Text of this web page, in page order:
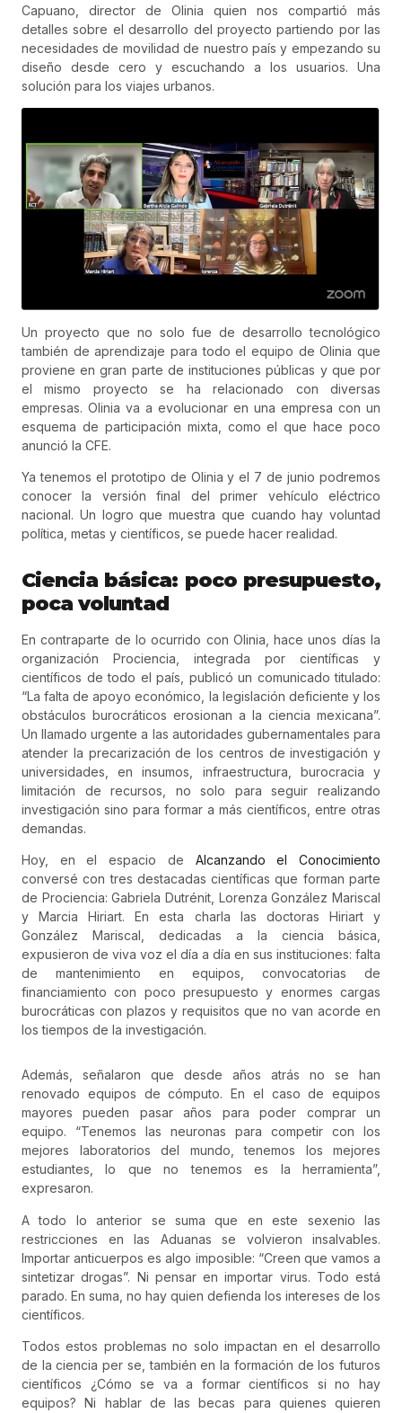
Capuano, director de Olinia quien nos compartió más
detalles sobre el desarrollo del proyecto partiendo por las
necesidades de movilidad de nuestro país y empezando su
diseño desde cero y escuchando a los usuarios. Una
solución para los viajes urbanos.
Un proyecto que no solo fue de desarrollo tecnológico
también de aprendizaje para todo el equipo de Olinia que
proviene en gran parte de instituciones públicas y que por
el mismo proyecto se ha relacionado con diversas
empresas. Olinia va a evolucionar en una empresa con un
esquema de participación mixta, como el que hace poco
anunció la CFE.
Ya tenemos el prototipo de Olinia y el 7 de junio podremos
conocer la versión final del primer vehículo eléctrico
nacional. Un logro que muestra que cuando hay voluntad
política, metas y científicos, se puede hacer realidad.
Ciencia básica: poco presupuesto,
poca voluntad
En contraparte de lo ocurrido con Olinia, hace unos días la
organización Prociencia, integrada por científicas y
científicos de todo el país, publicó un comunicado titulado:
“La falta de apoyo económico, la legislación deficiente y los
obstáculos burocráticos erosionan a la ciencia mexicana”.
Un llamado urgente a las autoridades gubernamentales para
atender la precarización de los centros de investigación y
universidades, en insumos, infraestructura, burocracia y
limitación de recursos, no solo para seguir realizando
investigación sino para formar a más científicos, entre otras
demandas.
Hoy, en el espacio de Alcanzando el Conocimiento
conversé con tres destacadas científicas que forman parte
de Prociencia: Gabriela Dutrénit, Lorenza González Mariscal
y Marcia Hiriart. En esta charla las doctoras Hiriart y
González Mariscal, dedicadas a la ciencia básica,
expusieron de viva voz el día a día en sus instituciones: falta
de mantenimiento en equipos, convocatorias de
financiamiento con poco presupuesto y enormes cargas
burocráticas con plazos y requisitos que no van acorde en
los tiempos de la investigación.
Además, señalaron que desde años atrás no se han
renovado equipos de cómputo. En el caso de equipos
mayores pueden pasar años para poder comprar un
equipo. “Tenemos las neuronas para competir con los
mejores laboratorios del mundo, tenemos los mejores
estudiantes, lo que no tenemos es la herramienta”,
expresaron.
A todo lo anterior se suma que en este sexenio las
restricciones en las Aduanas se volvieron insalvables.
Importar anticuerpos es algo imposible: “Creen que vamos a
sintetizar drogas”. Ni pensar en importar virus. Todo está
parado. En suma, no hay quien defienda los intereses de los
científicos.
Todos estos problemas no solo impactan en el desarrollo
de la ciencia per se, también en la formación de los futuros
científicos ¿Cómo se va a formar científicos si no hay
equipos? Ni hablar de las becas para quienes quieren